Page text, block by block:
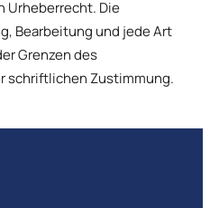
Urheberrecht. Die
Bearbeitung und jede Art
Grenzen des
schriftlichen Zustimmung.